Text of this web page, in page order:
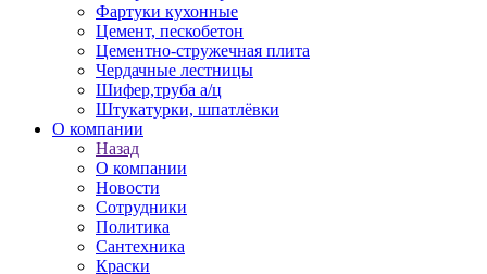
Фартуки кухонные
Цемент, пескобетон
Цементно-стружечная плита
Чердачные лестницы
Шифер,труба а/ц
Штукатурки, шпатлёвки
О компании
Назад
О компании
Новости
Сотрудники
Политика
Сантехника
Краски